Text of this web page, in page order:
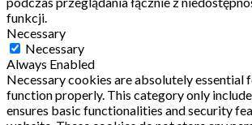
funkcji.
Necessary
Necessary
Always Enabled
Necessary cookies are absolutely essential
function properly. This category only
ensures basic functionalities and security